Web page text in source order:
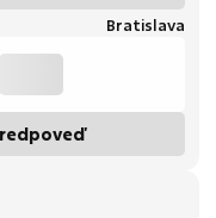
Bratislava